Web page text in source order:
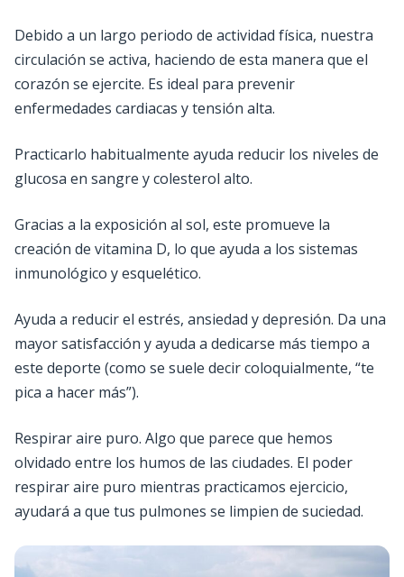
Debido a un largo periodo de actividad física, nuestra
circulación se activa, haciendo de esta manera que el
corazón se ejercite. Es ideal para prevenir
enfermedades cardiacas y tensión alta.
Practicarlo habitualmente ayuda reducir los niveles de
glucosa en sangre y colesterol alto.
Gracias a la exposición al sol, este promueve la
creación de vitamina D, lo que ayuda a los sistemas
inmunológico y esquelético.
Ayuda a reducir el estrés, ansiedad y depresión. Da una
mayor satisfacción y ayuda a dedicarse más tiempo a
este deporte (como se suele decir coloquialmente, “te
pica a hacer más”).
Respirar aire puro. Algo que parece que hemos
olvidado entre los humos de las ciudades. El poder
respirar aire puro mientras practicamos ejercicio,
ayudará a que tus pulmones se limpien de suciedad.